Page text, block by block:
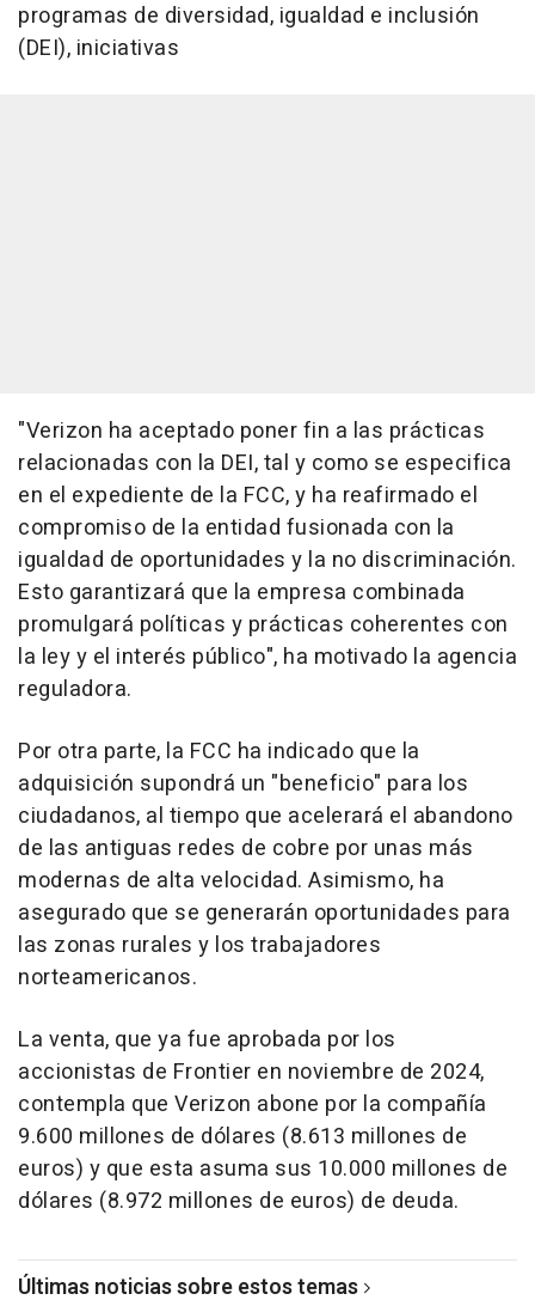
programas de diversidad, igualdad e inclusión
(DEI), iniciativas
"Verizon ha aceptado poner fin a las prácticas
relacionadas con la DEI, tal y como se especifica
en el expediente de la FCC, y ha reafirmado el
compromiso de la entidad fusionada con la
igualdad de oportunidades y la no discriminación.
Esto garantizará que la empresa combinada
promulgará políticas y prácticas coherentes con
la ley y el interés público", ha motivado la agencia
reguladora.
Por otra parte, la FCC ha indicado que la
adquisición supondrá un "beneficio" para los
ciudadanos, al tiempo que acelerará el abandono
de las antiguas redes de cobre por unas más
modernas de alta velocidad. Asimismo, ha
asegurado que se generarán oportunidades para
las zonas rurales y los trabajadores
norteamericanos.
La venta, que ya fue aprobada por los
accionistas de Frontier en noviembre de 2024,
contempla que Verizon abone por la compañía
9.600 millones de dólares (8.613 millones de
euros) y que esta asuma sus 10.000 millones de
dólares (8.972 millones de euros) de deuda.
Últimas noticias sobre estos temas